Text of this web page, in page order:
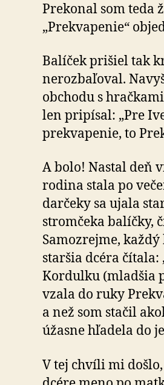
Prekonal som teda
„Prekvapenie“
Balíček prišiel tak
nerozbaľoval.
obchodu s
len pripísal: „Pre
prekvapenie, to
A bolo! Nastal deň
rodina stala po
darčeky sa ujala
stromčeka balíčky,
Samozrejme,
staršia dcéra čítala:
Kordulku (mladšia
vzala do ruky
a než som stačil
úžasne hľadela do
V tej chvíli mi